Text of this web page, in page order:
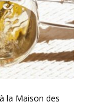
la Maison des